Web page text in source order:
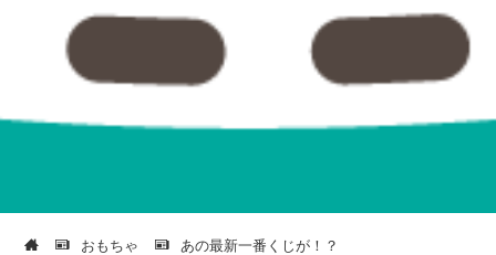
おもちゃ あの最新一番くじが！？